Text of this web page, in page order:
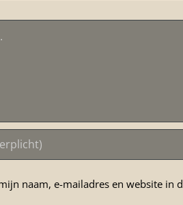
naam, e-mailadres en website in